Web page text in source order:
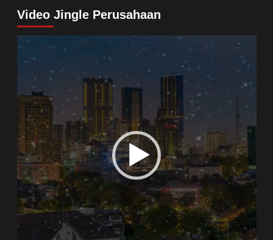
Video Jingle Perusahaan
Video
Player